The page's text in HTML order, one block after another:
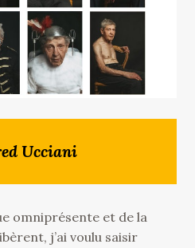
Ucciani
omniprésente et de la
j’ai voulu saisir